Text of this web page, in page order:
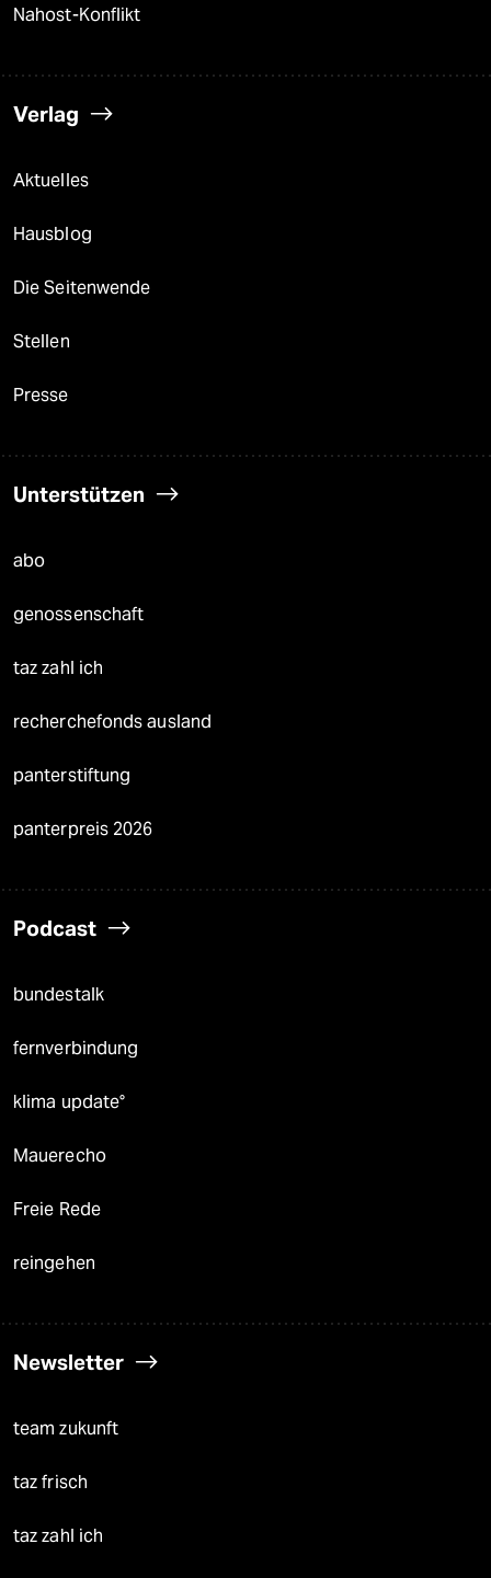
Nahost-Konflikt
Verlag
Aktuelles
Hausblog
Die Seitenwende
Stellen
Presse
Unterstützen
abo
genossenschaft
taz zahl ich
recherchefonds ausland
panterstiftung
panterpreis 2026
Podcast
bundestalk
fernverbindung
klima update°
Mauerecho
Freie Rede
reingehen
Newsletter
team zukunft
taz frisch
taz zahl ich